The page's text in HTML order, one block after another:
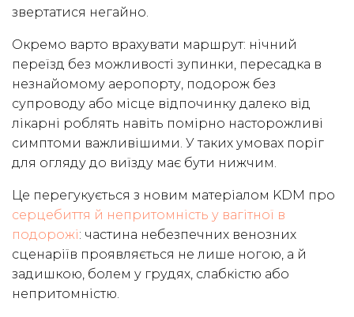
звертатися негайно.
Окремо варто врахувати маршрут: нічний
переїзд без можливості зупинки, пересадка в
незнайомому аеропорту, подорож без
супроводу або місце відпочинку далеко від
лікарні роблять навіть помірно насторожливі
симптоми важливішими. У таких умовах поріг
для огляду до виїзду має бути нижчим.
Це перегукується з новим матеріалом KDM про
серцебиття й непритомність у вагітної в
подорожі: частина небезпечних венозних
сценаріїв проявляється не лише ногою, а й
задишкою, болем у грудях, слабкістю або
непритомністю.